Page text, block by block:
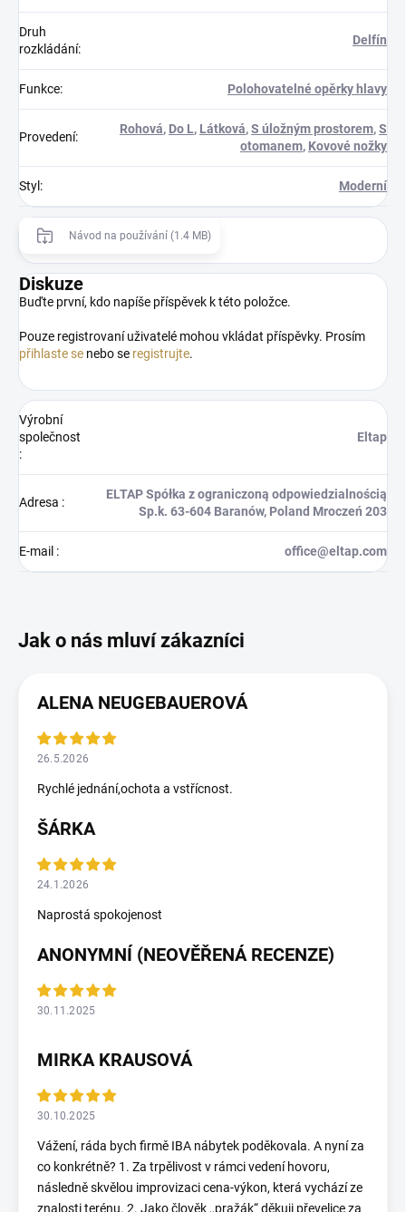
Druh
rozkládání:
Delfín
Funkce: Polohovatelné opěrky hlavy
Provedení:
Rohová, Do L, Látková,S úložným prostorem,S
otomanem, Kovové nožky
Styl : Moderní
Návod na používání (1.4 MB)
Diskuze
Buďte první, kdo napíše příspěvek k této položce.
Pouze registrovaní uživatelé mohou vkládat příspěvky. Prosím
přihlaste se nebo se registrujte.
Výrobní
společnost
:
Eltap
Adresa :
ELTAP Spółka z ograniczoną odpowiedzialnością
Sp.k. 63-604 Baranów, Poland Mroczeń 203
E-mail : office@eltap.com
ALENA NEUGEBAUEROVÁ
26.5.2026
Rychlé jednání,ochota a vstřícnost.
ŠÁRKA
24.1.2026
Naprostá spokojenost
ANONYMNÍ (NEOVĚŘENÁ RECENZE)
30.11.2025
MIRKA KRAUSOVÁ
30.10.2025
Vážení, ráda bych firmě IBA nábytek poděkovala. A nyní za
co konkrétně? 1. Za trpělivost v rámci vedení hovoru,
následně skvělou improvizaci cena-výkon, která vychází ze
znalosti terénu. 2. Jako člověk ,,pražák“ děkuji převelice za